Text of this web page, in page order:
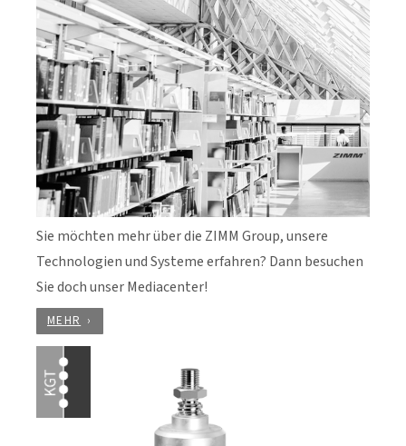
Sie möchten mehr über die ZIMM Group, unsere
Technologien und Systeme erfahren? Dann besuchen
Sie doch unser Mediacenter!
MEHR